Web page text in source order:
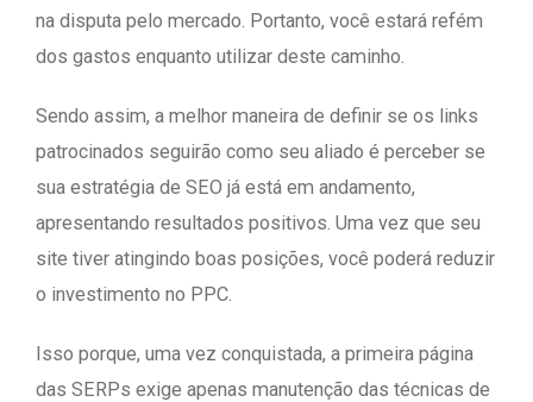
na disputa pelo mercado. Portanto, você estará refém
dos gastos enquanto utilizar deste caminho.
Sendo assim, a melhor maneira de definir se os links
patrocinados seguirão como seu aliado é perceber se
sua estratégia de SEO já está em andamento,
apresentando resultados positivos. Uma vez que seu
site tiver atingindo boas posições, você poderá reduzir
o investimento no PPC.
Isso porque, uma vez conquistada, a primeira página
das SERPs exige apenas manutenção das técnicas de